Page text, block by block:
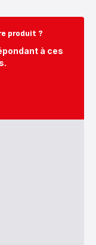
produit ?
à ces